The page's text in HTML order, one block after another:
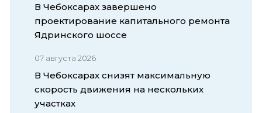
В Чебоксарах завершено
проектирование капитального ремонта
Ядринского шоссе
07 августа 2026
В Чебоксарах снизят максимальную
скорость движения на нескольких
участках